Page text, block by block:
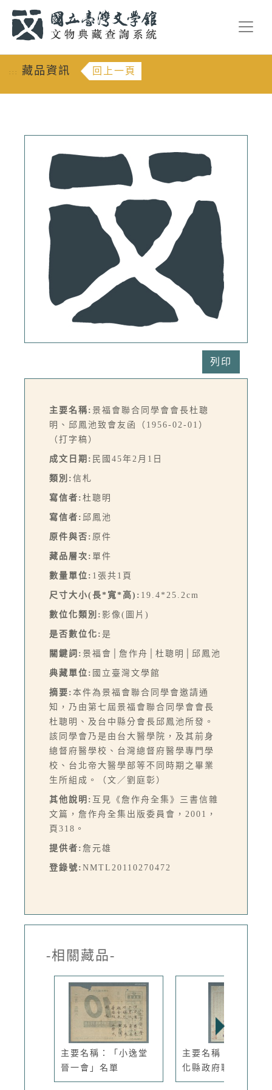
::: 藏品資訊 回上一頁
列印
主要名稱: 景福會聯合同學會會長杜聰
明、邱鳳池致會友函（1956-02-01）
（打字稿）
成文日期: 民國45年2月1日
類別: 信札
寫信者: 杜聰明
寫信者: 邱鳳池
原件與否: 原件
藏品層次: 單件
數量單位: 1張共1頁
尺寸大小(長*寬*高): 19.4*25.2cm
數位化類別: 影像(圖片)
是否數位化: 是
關鍵詞: 景福會│詹作舟│杜聰明│邱鳳池
典藏單位: 國立臺灣文學館
摘要: 本件為景福會聯合同學會邀請通
知，乃由第七屆景福會聯合同學會會長
杜聰明、及台中縣分會長邱鳳池所發。
該同學會乃是由台大醫學院，及其前身
總督府醫學校、台灣總督府醫學專門學
校、台北帝大醫學部等不同時期之畢業
生所組成。（文／劉庭彰）
其他說明: 互見《詹作舟全集》三書信雜
文篇，詹作舟全集出版委員會，2001，
頁318。
提供者: 詹元雄
登錄號: NMTL20110270472
-相關藏品-
主要名稱：「小逸堂
晉一會」名單
主要名稱：臺灣省彰
化縣政府聘函